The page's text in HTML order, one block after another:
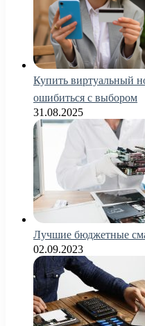
Купить виртуальный
ошибиться с выбором
31.08.2025
Лучшие бюджетные
02.09.2023